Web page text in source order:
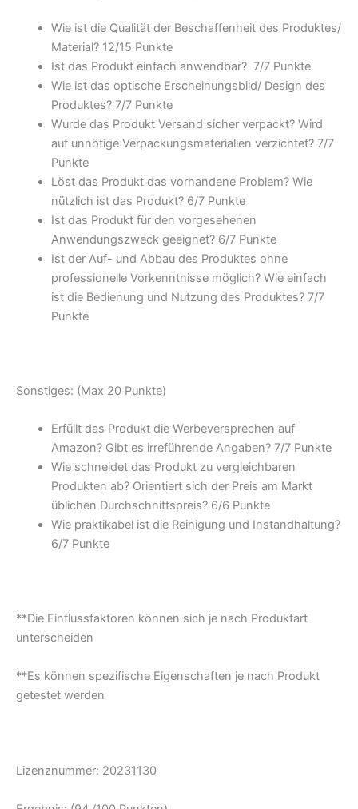
Wie ist die Qualität der Beschaffenheit des Produktes/
Material? 12/15 Punkte
Ist das Produkt einfach anwendbar? 7/7 Punkte
Wie ist das optische Erscheinungsbild/ Design des
Produktes? 7/7 Punkte
Wurde das Produkt Versand sicher verpackt? Wird
auf unnötige Verpackungsmaterialien verzichtet? 7/7
Punkte
Löst das Produkt das vorhandene Problem? Wie
nützlich ist das Produkt? 6/7 Punkte
Ist das Produkt für den vorgesehenen
Anwendungszweck geeignet? 6/7 Punkte
Ist der Auf- und Abbau des Produktes ohne
professionelle Vorkenntnisse möglich? Wie einfach
ist die Bedienung und Nutzung des Produktes? 7/7
Punkte
Sonstiges: (Max 20 Punkte)
Erfüllt das Produkt die Werbeversprechen auf
Amazon? Gibt es irreführende Angaben? 7/7 Punkte
Wie schneidet das Produkt zu vergleichbaren
Produkten ab? Orientiert sich der Preis am Markt
üblichen Durchschnittspreis? 6/6 Punkte
Wie praktikabel ist die Reinigung und Instandhaltung?
6/7 Punkte
**Die Einflussfaktoren können sich je nach Produktart
unterscheiden
**Es können spezifische Eigenschaften je nach Produkt
getestet werden
Lizenznummer: 20231130